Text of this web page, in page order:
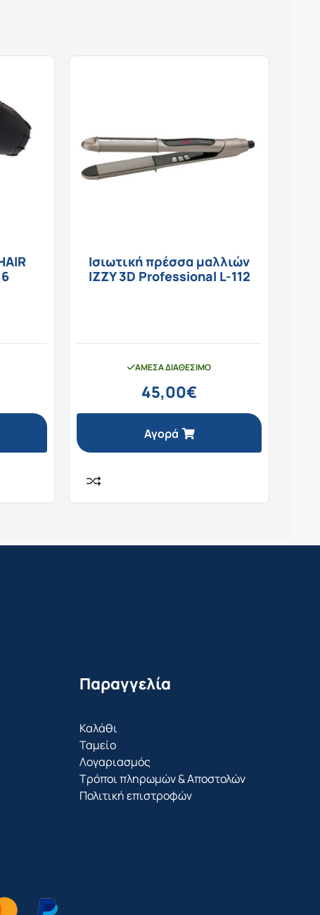
Ισιωτική πρέσσα μαλλιών
IZZY 3D Professional L-112
ΆΜΕΣΑ ΔΙΑΘΈΣΙΜΟ
45,00€
Αγορά
Παραγγελία
Καλάθι
Ταμείο
Λογαριασμός
Τρόποι πληρωμών & Αποστολών
Πολιτική επιστροφών